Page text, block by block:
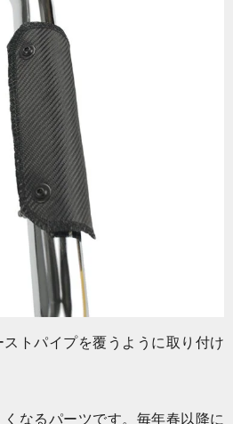
トパイプを覆うように取り付け
なるパーツです。毎年春以降に